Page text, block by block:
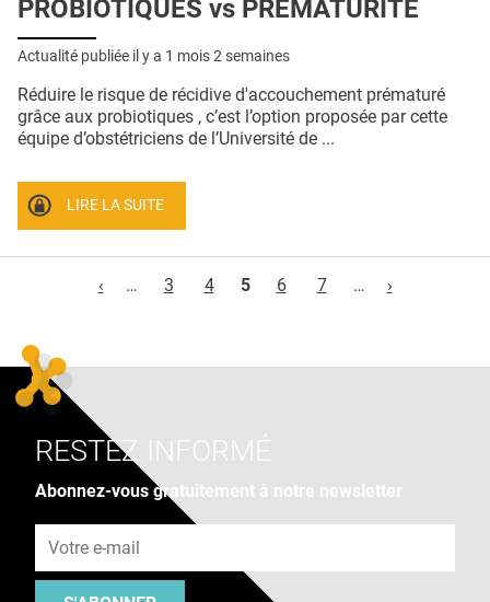
PROBIOTIQUES vs PRÉMATURITÉ
Actualité publiée il y a 1 mois 2 semaines
Réduire le risque de récidive d'accouchement prématuré
grâce aux probiotiques , c’est l’option proposée par cette
équipe d’obstétriciens de l’Université de ...
LIRE LA SUITE
‹
… 3 4 5 6 7 … ›
RESTEZ INFORMÉ
Abonnez-vous gratuitement à notre newsletter